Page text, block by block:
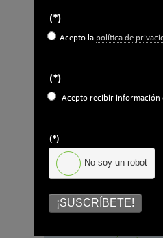
Y RECIBE EN TU
ACTUALIDAD DEL
Apellidos
Ocupación
*
(*)
Acepto la política de
(*)
Acepto recibir información
(*)
No soy un robot
¡SUSCRÍBETE!